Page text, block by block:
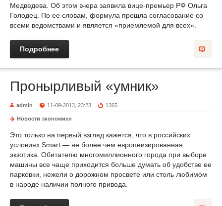
Медведева. Об этом вчера заявила вице-премьер РФ Ольга
Голодец. По ее словам, формула прошла согласование со
всеми ведомствами и является «приемлемой для всех».
Подробнее
Пронырливый «умник»
admin 11-09-2013, 23:23 1365
Новости экономики
Это только на первый взгляд кажется, что в российских
условиях Smart — не более чем европеизированная
экзотика. Обитателю многомиллионного города при выборе
машины все чаще приходится больше думать об удобстве ее
парковки, нежели о дорожном просвете или столь любимом
в народе наличии полного привода.